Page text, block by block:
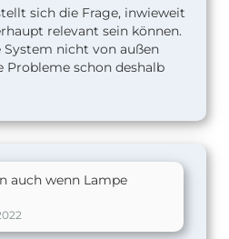
sich die Frage, inwieweit
relevant sein können.
nicht von außen
Probleme schon deshalb
auch wenn Lampe